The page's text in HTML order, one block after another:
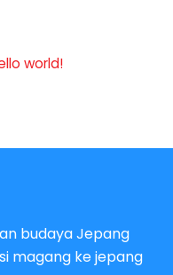
world!
budaya Jepang
magang ke jepang